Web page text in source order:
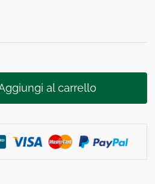
al carrello